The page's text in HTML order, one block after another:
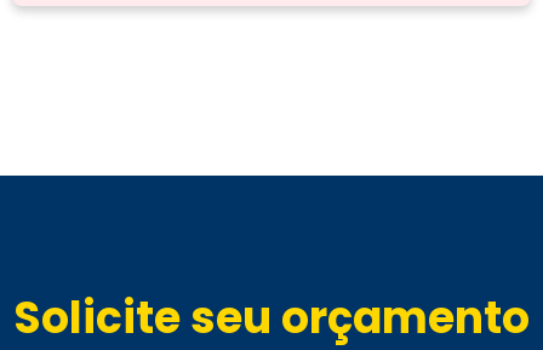
Solicite seu orçamento